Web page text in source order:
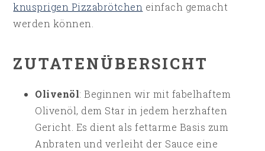
knusprigen Pizzabrötchen einfach gemacht
werden können.
ZUTATENÜBERSICHT
Olivenöl: Beginnen wir mit fabelhaftem
Olivenöl, dem Star in jedem herzhaften
Gericht. Es dient als fettarme Basis zum
Anbraten und verleiht der Sauce eine